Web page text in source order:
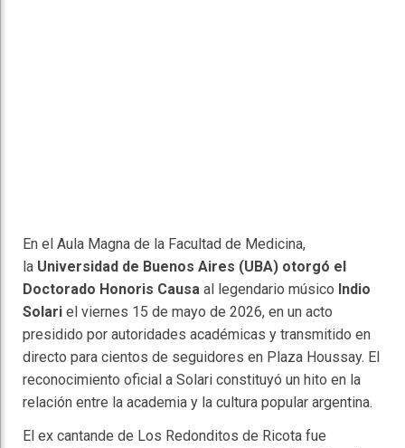
En el Aula Magna de la Facultad de Medicina,
la Universidad de Buenos Aires (UBA) otorgó el
Doctorado Honoris Causa al legendario músico Indio
Solari el viernes 15 de mayo de 2026, en un acto
presidido por autoridades académicas y transmitido en
directo para cientos de seguidores en Plaza Houssay. El
reconocimiento oficial a Solari constituyó un hito en la
relación entre la academia y la cultura popular argentina.
El ex cantande de Los Redonditos de Ricota fue